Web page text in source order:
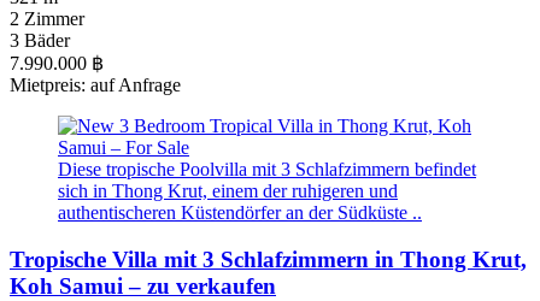
2 Zimmer
3 Bäder
7.990.000 ฿
Mietpreis: auf Anfrage
Diese tropische Poolvilla mit 3 Schlafzimmern befindet
sich in Thong Krut, einem der ruhigeren und
authentischeren Küstendörfer an der Südküste ..
Tropische Villa mit 3 Schlafzimmern in Thong Krut,
Koh Samui – zu verkaufen